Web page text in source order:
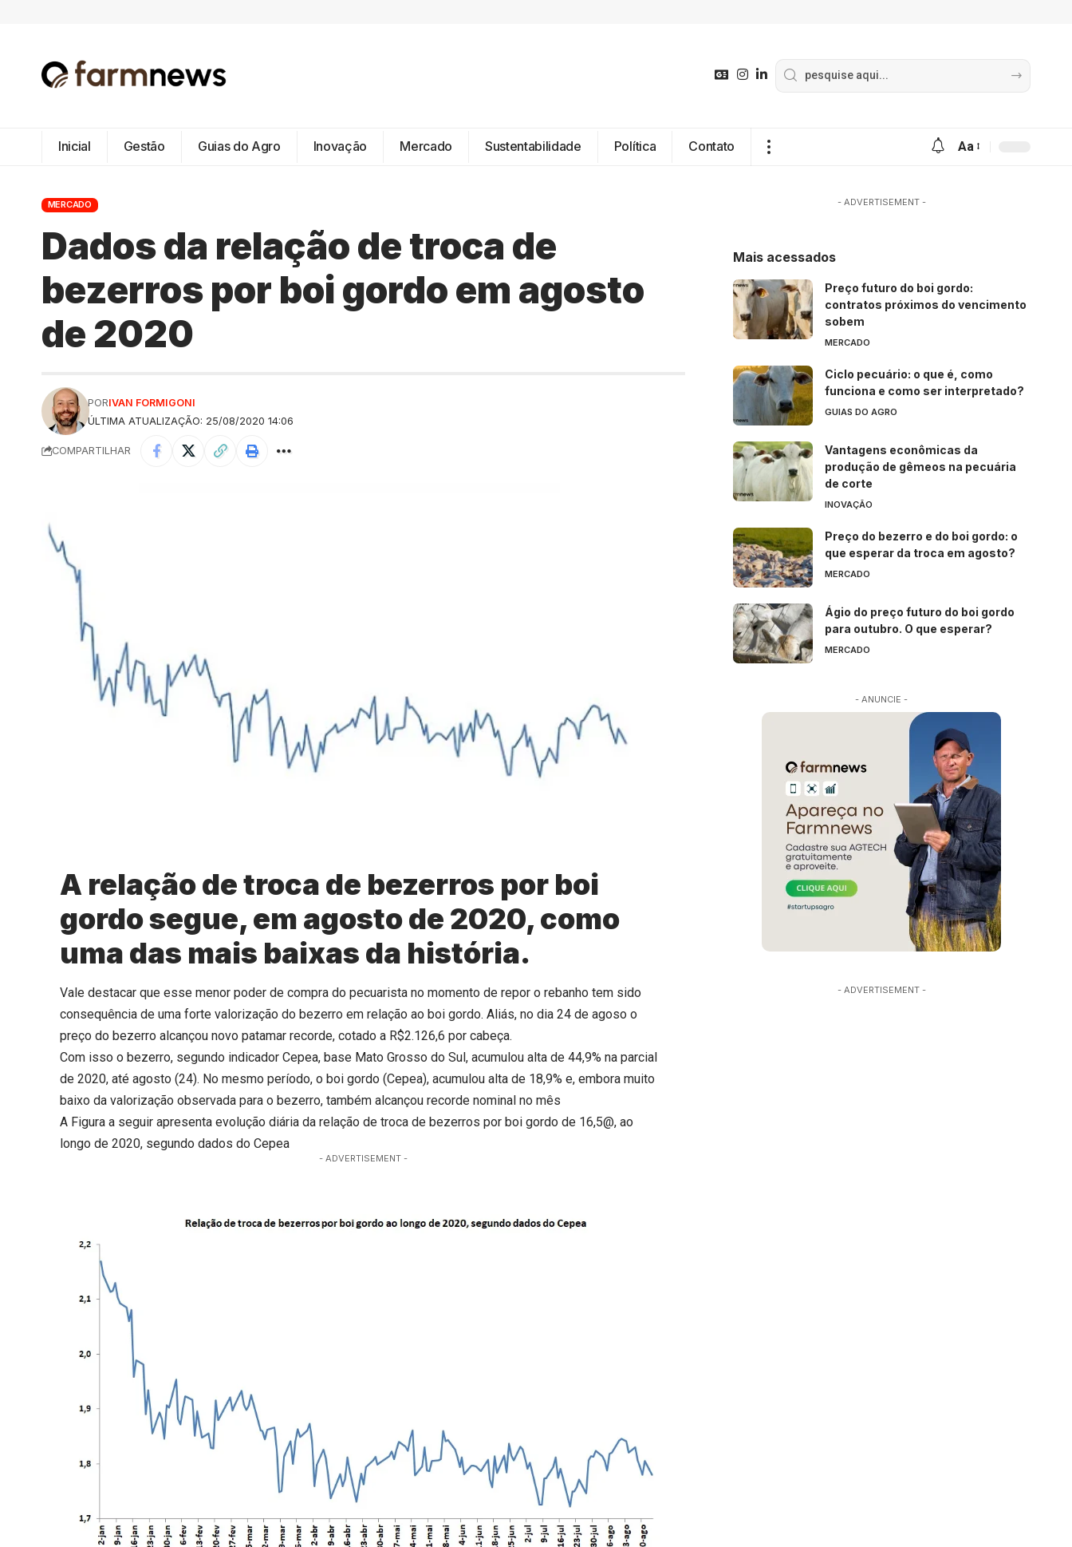
Inicial Gestão Guias do Agro Inovação Mercado Sustentabilidade Política Contato Aa
MERCADO
Dados da relação de troca de
bezerros por boi gordo em agosto
de 2020
ÚLTIMA ATUALIZAÇÃO: 25/08/2020 14:06
PORIVAN FORMIGONI
COMPARTILHAR
A relação de troca de bezerros por boi
gordo segue, em agosto de 2020, como
uma das mais baixas da história.
Vale destacar que esse menor poder de compra do pecuarista no momento de repor o rebanho tem sido
consequência de uma forte valorização do bezerro em relação ao boi gordo. Aliás, no dia 24 de agoso o
preço do bezerro alcançou novo patamar recorde, cotado a R$2.126,6 por cabeça.
Com isso o bezerro, segundo indicador Cepea, base Mato Grosso do Sul, acumulou alta de 44,9% na parcial
de 2020, até agosto (24). No mesmo período, o boi gordo (Cepea), acumulou alta de 18,9% e, embora muito
baixo da valorização observada para o bezerro, também alcançou recorde nominal no mês
A Figura a seguir apresenta evolução diária da relação de troca de bezerros por boi gordo de 16,5@, ao
longo de 2020, segundo dados do Cepea
- ADVERTISEMENT -
- ADVERTISEMENT -
Mais acessados
Preço futuro do boi gordo:
contratos próximos do vencimento
sobem
MERCADO
Ciclo pecuário: o que é, como
funciona e como ser interpretado?
GUIAS DO AGRO
Vantagens econômicas da
produção de gêmeos na pecuária
de corte
INOVAÇÃO
Preço do bezerro e do boi gordo: o
que esperar da troca em agosto?
MERCADO
Ágio do preço futuro do boi gordo
para outubro. O que esperar?
MERCADO
- ANUNCIE -
- ADVERTISEMENT -